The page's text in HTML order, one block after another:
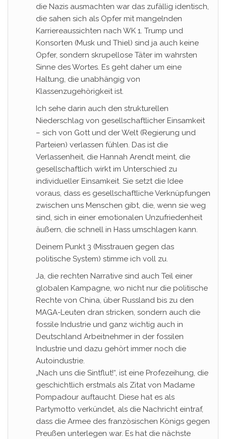
die Nazis ausmachten war das zufällig identisch,
die sahen sich als Opfer mit mangelnden
Karriereaussichten nach WK 1. Trump und
Konsorten (Musk und Thiel) sind ja auch keine
Opfer, sondern skrupellose Täter im wahrsten
Sinne des Wortes. Es geht daher um eine
Haltung, die unabhängig von
Klassenzugehörigkeit ist.
Ich sehe darin auch den strukturellen
Niederschlag von gesellschaftlicher Einsamkeit
– sich von Gott und der Welt (Regierung und
Parteien) verlassen fühlen. Das ist die
Verlassenheit, die Hannah Arendt meint, die
gesellschaftlich wirkt im Unterschied zu
individueller Einsamkeit. Sie setzt die Idee
voraus, dass es gesellschaftliche Verknüpfungen
zwischen uns Menschen gibt, die, wenn sie weg
sind, sich in einer emotionalen Unzufriedenheit
äußern, die schnell in Hass umschlagen kann.
Deinem Punkt 3 (Misstrauen gegen das
politische System) stimme ich voll zu.
Ja, die rechten Narrative sind auch Teil einer
globalen Kampagne, wo nicht nur die politische
Rechte von China, über Russland bis zu den
MAGA-Leuten dran stricken, sondern auch die
fossile Industrie und ganz wichtig auch in
Deutschland Arbeitnehmer in der fossilen
Industrie und dazu gehört immer noch die
Autoindustrie.
„Nach uns die Sintflut!“, ist eine Profezeihung, die
geschichtlich erstmals als Zitat von Madame
Pompadour auftaucht. Diese hat es als
Partymotto verkündet, als die Nachricht eintraf,
dass die Armee des französischen Königs gegen
Preußen unterlegen war. Es hat die nächste